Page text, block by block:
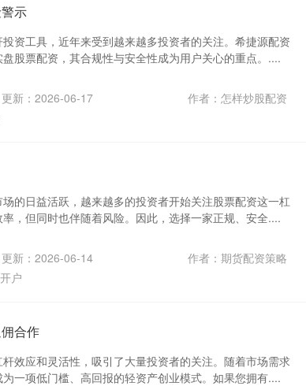
示
资工具，近年来受到越来越多投资者的关注。希捷源配资
股票配资，其合规性与安全性成为用户关心的重点。....
更新：2026-06-17
作者：怎样炒股配资
的日益活跃，越来越多的投资者开始关注股票配资这一杠
，但同时也伴随着风险。因此，选择一家正规、安全....
更新：2026-06-14
作者：期货配资策略
户
合作
效应和灵活性，吸引了大量投资者的关注。随着市场需求
一项低门槛、高回报的轻资产创业模式。如果您拥有....